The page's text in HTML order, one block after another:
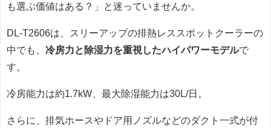
も選ぶ価値はある？」と迷っていませんか。
DL-T2606は、スリーアップの排熱レススポットクーラーの
中でも、 冷房力と除湿力を重視したハイパワーモデルで
す。
冷房能力は約1.7kW、最大除湿能力は30L/日。
さらに、排気ホースやドア用ノズルなどのダクト一式が付